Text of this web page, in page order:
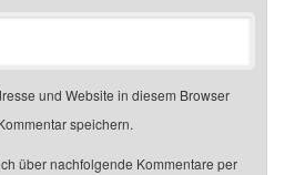
und Website in diesem Browser
speichern.
über nachfolgende Kommentare per